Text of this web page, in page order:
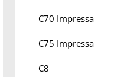
C70 Impressa
C75 Impressa
C8